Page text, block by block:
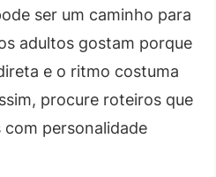
ser um caminho para
adultos gostam porque
e o ritmo costuma
procure roteiros que
personalidade